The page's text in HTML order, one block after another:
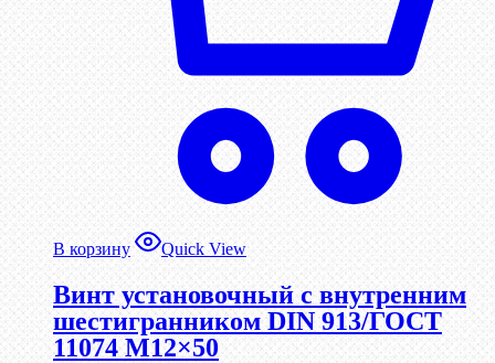
В корзину Quick View
Винт установочный с внутренним
шестигранником DIN 913/ГОСТ
11074 М12×50